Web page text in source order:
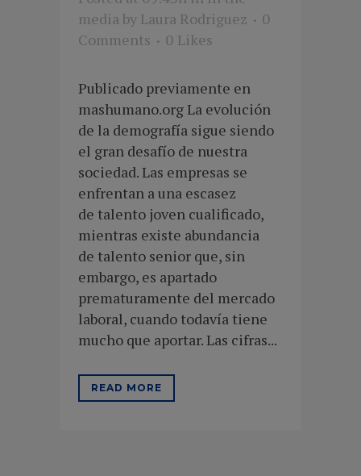
media by Laura Rodriguez
0
Comments
0 Likes
Publicado previamente en
mashumano.org La evolución
de la demografía sigue siendo
el gran desafío de nuestra
sociedad. Las empresas se
enfrentan a una escasez
de talento joven cualificado,
mientras existe abundancia
de talento senior que, sin
embargo, es apartado
prematuramente del mercado
laboral, cuando todavía tiene
mucho que aportar. Las cifras...
READ MORE